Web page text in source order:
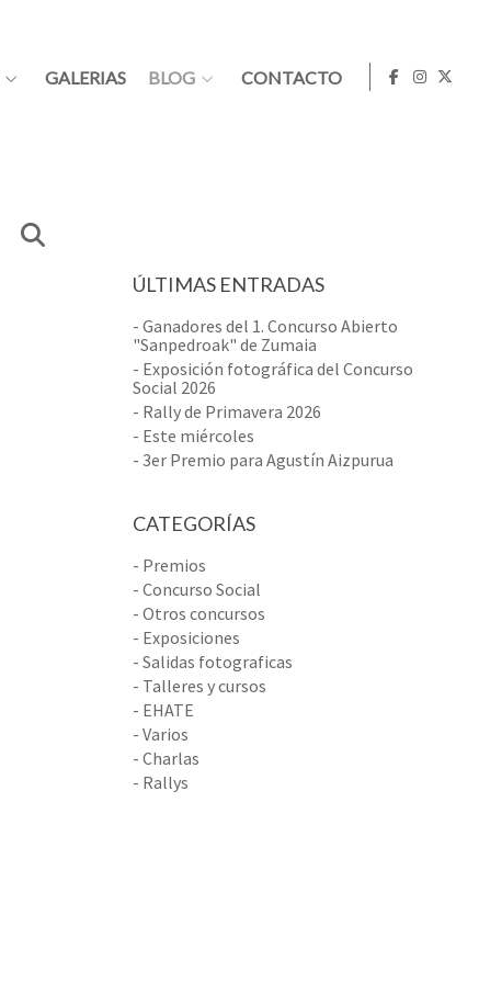
GALERIAS BLOG CONTACTO
ÚLTIMAS ENTRADAS
- Ganadores del 1. Concurso Abierto
"Sanpedroak" de Zumaia
- Exposición fotográfica del Concurso
Social 2026
- Rally de Primavera 2026
- Este miércoles
- 3er Premio para Agustín Aizpurua
CATEGORÍAS
- Premios
- Concurso Social
- Otros concursos
- Exposiciones
- Salidas fotograficas
- Talleres y cursos
- EHATE
- Varios
- Charlas
- Rallys